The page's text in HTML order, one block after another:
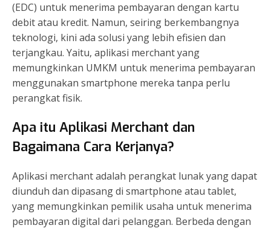
(EDC) untuk menerima pembayaran dengan kartu
debit atau kredit. Namun, seiring berkembangnya
teknologi, kini ada solusi yang lebih efisien dan
terjangkau. Yaitu, aplikasi merchant yang
memungkinkan UMKM untuk menerima pembayaran
menggunakan smartphone mereka tanpa perlu
perangkat fisik.
Apa itu Aplikasi Merchant dan
Bagaimana Cara Kerjanya?
Aplikasi merchant adalah perangkat lunak yang dapat
diunduh dan dipasang di smartphone atau tablet,
yang memungkinkan pemilik usaha untuk menerima
pembayaran digital dari pelanggan. Berbeda dengan